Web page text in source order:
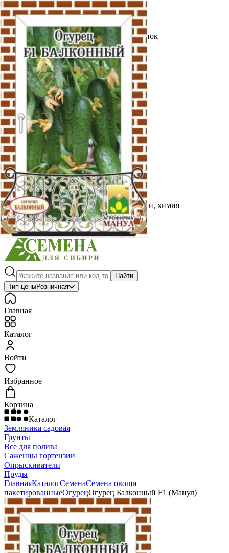
Выберите город
Обратный звонокЗаказать обратный звонок
Каталог
Семена
Грунты
Газонные травы, сидераты
Горшки, рассадники, аксессуары
Посадочный материал
Садовый инструмент, инвентарь
Консервирование
Средства защиты, удобрения, добавки, химия
Обустройство сада, декор
Найти
Тип ценыРозничная
Главная
Каталог
Войти
Избранное
Корзина
Каталог
Земляника садовая
Грунты
Все для полива
Саженцы гортензии
Опрыскиватели
Пруды
ГлавнаяКаталогСеменаСемена овощи
пакетированныеОгурецОгурец Балконный F1 (Манул)